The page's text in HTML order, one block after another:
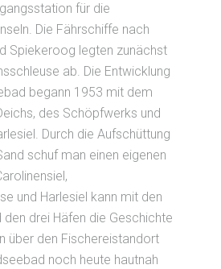
für die
Die Fährschiffe nach
Spiekeroog legten zunächst
ab. Die Entwicklung
begann 1953 mit dem
des Schöpfwerks und
Durch die Aufschüttung
schuf man einen eigenen
und Harlesiel kann mit den
den drei Häfen die Geschichte
über den Fischereistandort
noch heute hautnah